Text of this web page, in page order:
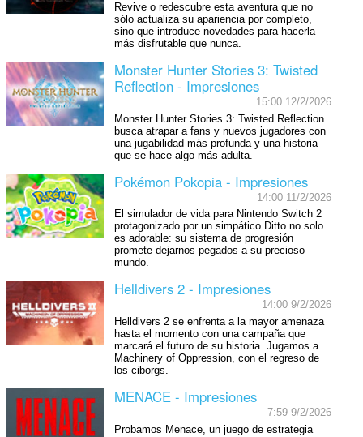
Revive o redescubre esta aventura que no
sólo actualiza su apariencia por completo,
sino que introduce novedades para hacerla
más disfrutable que nunca.
Monster Hunter Stories 3: Twisted
Reflection - Impresiones
15:00 12/2/2026
Monster Hunter Stories 3: Twisted Reflection
busca atrapar a fans y nuevos jugadores con
una jugabilidad más profunda y una historia
que se hace algo más adulta.
Pokémon Pokopia - Impresiones
14:00 11/2/2026
El simulador de vida para Nintendo Switch 2
protagonizado por un simpático Ditto no solo
es adorable: su sistema de progresión
promete dejarnos pegados a su precioso
mundo.
Helldivers 2 - Impresiones
14:00 9/2/2026
Helldivers 2 se enfrenta a la mayor amenaza
hasta el momento con una campaña que
marcará el futuro de su historia. Jugamos a
Machinery of Oppression, con el regreso de
los ciborgs.
MENACE - Impresiones
7:59 9/2/2026
Probamos Menace, un juego de estrategia